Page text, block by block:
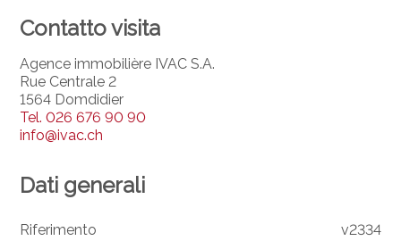
Contatto visita
Agence immobilière IVAC S.A.
Rue Centrale 2
1564 Domdidier
Tel.026 676 90 90
info@ivac.ch
Dati generali
Riferimento v2334